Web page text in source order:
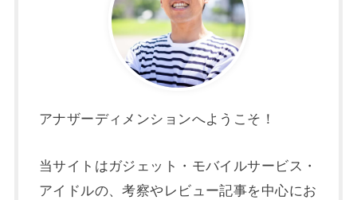
アナザーディメンションへようこそ！
当サイトはガジェット・モバイルサービス・
アイドルの、考察やレビュー記事を中心にお